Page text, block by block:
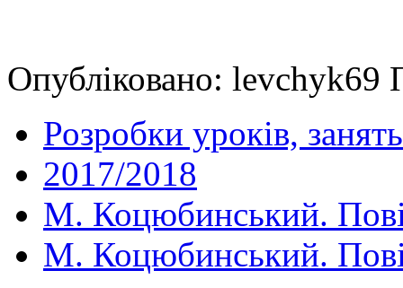
Опубліковано: levchyk69
Розробки уроків, занять
2017/2018
М. Коцюбинський.
М. Коцюбинський.